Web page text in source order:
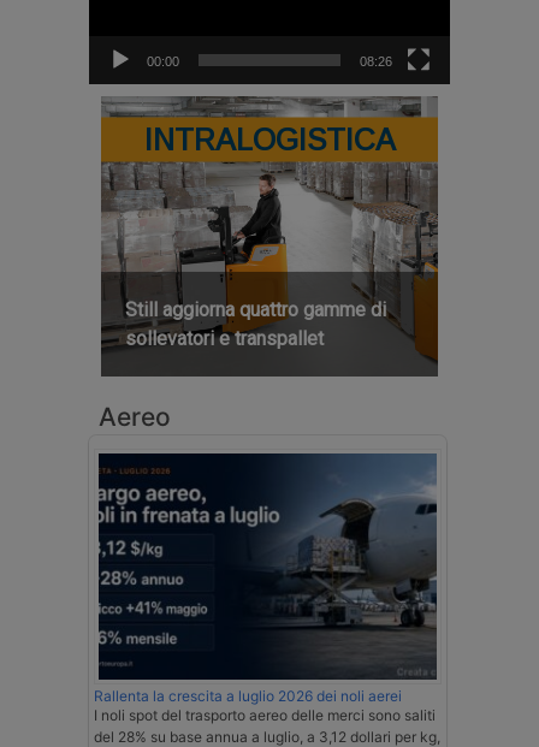
00:00 08:26
INTRALOGISTICA
Still aggiorna quattro gamme di
sollevatori e transpallet
Aereo
Rallenta la crescita a luglio 2026 dei noli aerei
I noli spot del trasporto aereo delle merci sono saliti
del 28% su base annua a luglio, a 3,12 dollari per kg,